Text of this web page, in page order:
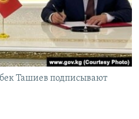
Ташиев подписывают